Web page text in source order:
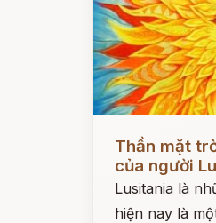
Đọc ngay
Thần mặt
của người
Lusitania là
hiện nay là